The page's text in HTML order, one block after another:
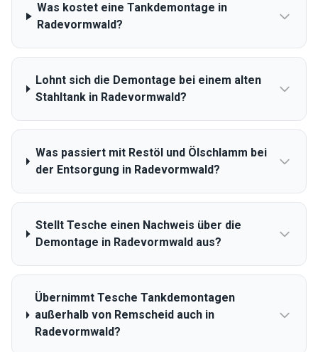
Was kostet eine Tankdemontage in
Radevormwald?
Lohnt sich die Demontage bei einem alten
Stahltank in Radevormwald?
Was passiert mit Restöl und Ölschlamm bei
der Entsorgung in Radevormwald?
Stellt Tesche einen Nachweis über die
Demontage in Radevormwald aus?
Übernimmt Tesche Tankdemontagen
außerhalb von Remscheid auch in
Radevormwald?